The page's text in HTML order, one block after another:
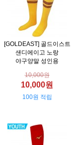
[GOLDEAST] 골드이스트
샌디에이고 노랑
야구양말 성인용
10,000원
10,000원
100원 적립